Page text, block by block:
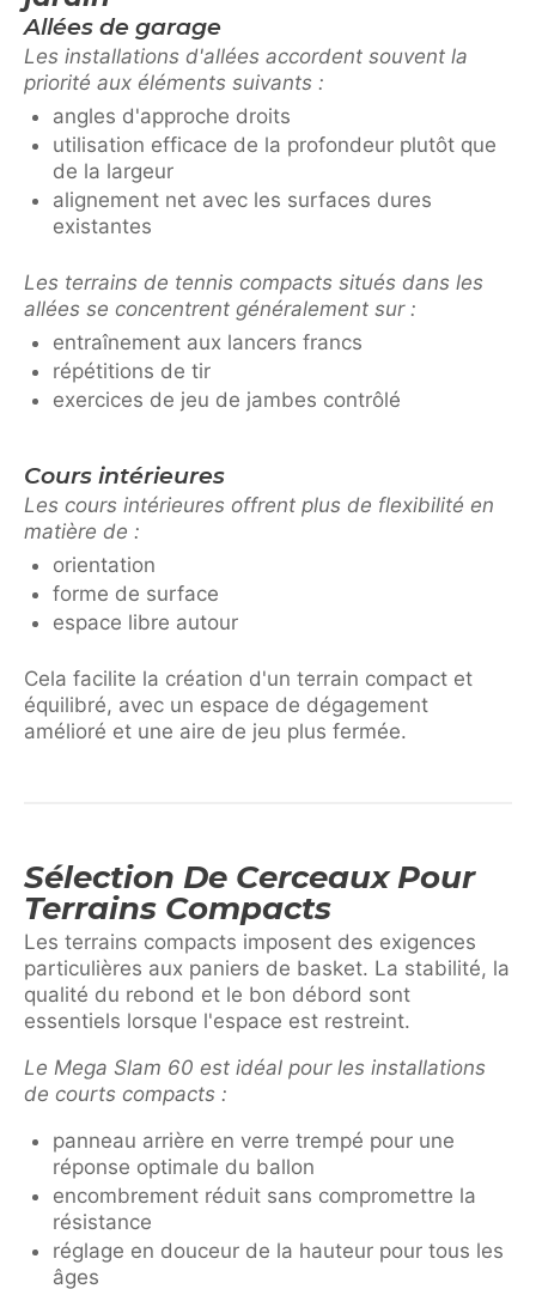
Allées de garage
Les installations d'allées accordent souvent la
priorité aux éléments suivants :
angles d'approche droits
utilisation efficace de la profondeur plutôt que
de la largeur
alignement net avec les surfaces dures
existantes
Les terrains de tennis compacts situés dans les
allées se concentrent généralement sur :
entraînement aux lancers francs
répétitions de tir
exercices de jeu de jambes contrôlé
Cours intérieures
Les cours intérieures offrent plus de flexibilité en
matière de :
orientation
forme de surface
espace libre autour
Cela facilite la création d'un terrain compact et
équilibré, avec un espace de dégagement
amélioré et une aire de jeu plus fermée.
Sélection De Cerceaux Pour
Terrains Compacts
Les terrains compacts imposent des exigences
particulières aux paniers de basket. La stabilité, la
qualité du rebond et le bon débord sont
essentiels lorsque l'espace est restreint.
Le Mega Slam 60 est idéal pour les installations
de courts compacts :
panneau arrière en verre trempé pour une
réponse optimale du ballon
encombrement réduit sans compromettre la
résistance
réglage en douceur de la hauteur pour tous les
âges